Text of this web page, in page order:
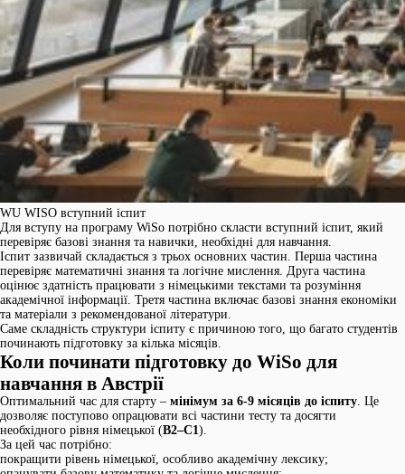
WU WISO вступний іспит
Для вступу на програму WiSo потрібно скласти вступний іспит, який
перевіряє базові знання та навички, необхідні для навчання.
Іспит зазвичай складається з трьох основних частин. Перша частина
перевіряє математичні знання та логічне мислення. Друга частина
оцінює здатність працювати з німецькими текстами та розуміння
академічної інформації. Третя частина включає базові знання економіки
та матеріали з рекомендованої літератури.
Саме складність структури іспиту є причиною того, що багато студентів
починають підготовку за кілька місяців.
Коли починати підготовку до WiSo для
навчання в Австрії
Оптимальний час для старту – мінімум за 6-9 місяців до іспиту. Це
дозволяє поступово опрацювати всі частини тесту та досягти
необхідного рівня німецької (B2–C1).
За цей час потрібно:
покращити рівень німецької, особливо академічну лексику;